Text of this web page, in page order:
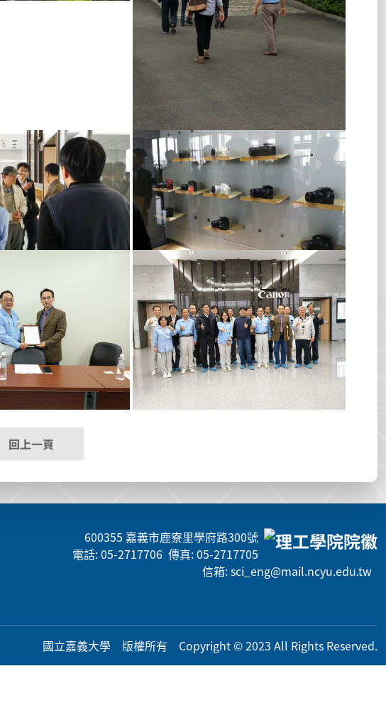
回上一頁
600355 嘉義市鹿寮里學府路300號
電話: 05-2717706 傳真: 05-2717705
信箱: sci_eng@mail.ncyu.edu.tw
國立嘉義大學 版權所有 Copyright © 2023 All Rights Reserved.